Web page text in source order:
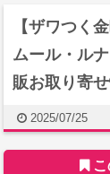
【ザワつく
ムール・ル
販お取り寄
2025/07/25